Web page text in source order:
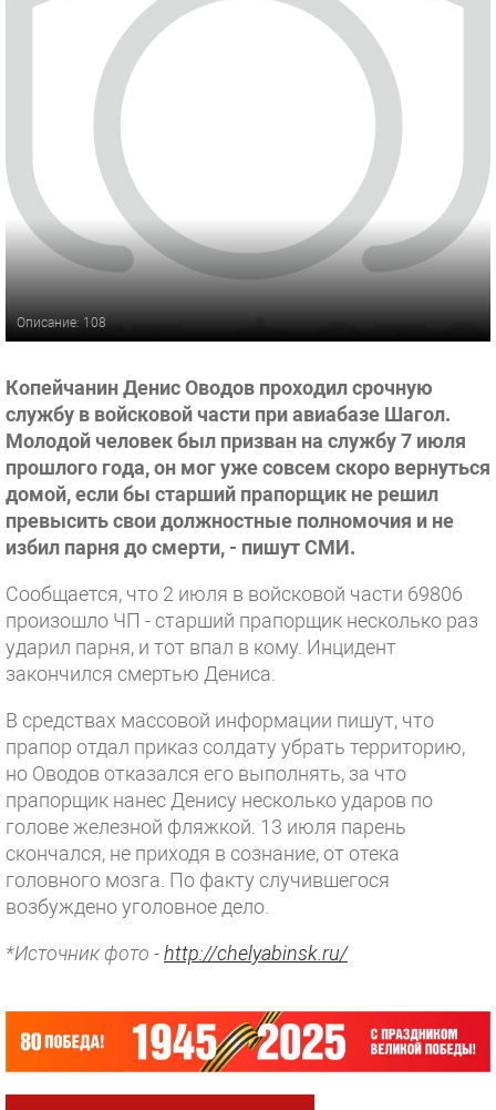
Описание: 108
Копейчанин Денис Оводов проходил срочную
службу в войсковой части при авиабазе Шагол.
Молодой человек был призван на службу 7 июля
прошлого года, он мог уже совсем скоро вернуться
домой, если бы старший прапорщик не решил
превысить свои должностные полномочия и не
избил парня до смерти, - пишут СМИ.
Сообщается, что 2 июля в войсковой части 69806
произошло ЧП - старший прапорщик несколько раз
ударил парня, и тот впал в кому. Инцидент
закончился смертью Дениса.
В средствах массовой информации пишут, что
прапор отдал приказ солдату убрать территорию,
но Оводов отказался его выполнять, за что
прапорщик нанес Денису несколько ударов по
голове железной фляжкой. 13 июля парень
скончался, не приходя в сознание, от отека
головного мозга. По факту случившегося
возбуждено уголовное дело.
*Источник фото -http://chelyabinsk.ru/